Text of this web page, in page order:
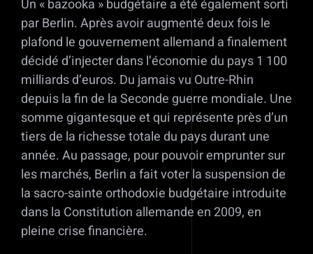
Un « bazooka » budgétaire a été également sorti
par Berlin. Après avoir augmenté deux fois le
plafond le gouvernement allemand a finalement
décidé d’injecter dans l’économie du pays 1 100
milliards d’euros. Du jamais vu Outre-Rhin
depuis la fin de la Seconde guerre mondiale. Une
somme gigantesque et qui représente près d’un
tiers de la richesse totale du pays durant une
année. Au passage, pour pouvoir emprunter sur
les marchés, Berlin a fait voter la suspension de
la sacro-sainte orthodoxie budgétaire introduite
dans la Constitution allemande en 2009, en
pleine crise financière.